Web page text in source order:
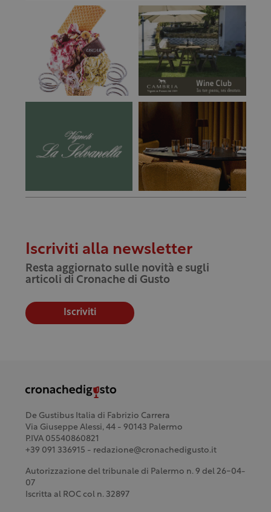
Iscriviti alla newsletter
Resta aggiornato sulle novità e sugli
articoli di Cronache di Gusto
Iscriviti
De Gustibus Italia di Fabrizio Carrera
Via Giuseppe Alessi, 44 - 90143 Palermo
P.IVA 05540860821
+39 091 336915 - redazione@cronachedigusto.it
Autorizzazione del tribunale di Palermo n. 9 del 26-04-
07
Iscritta al ROC col n. 32897